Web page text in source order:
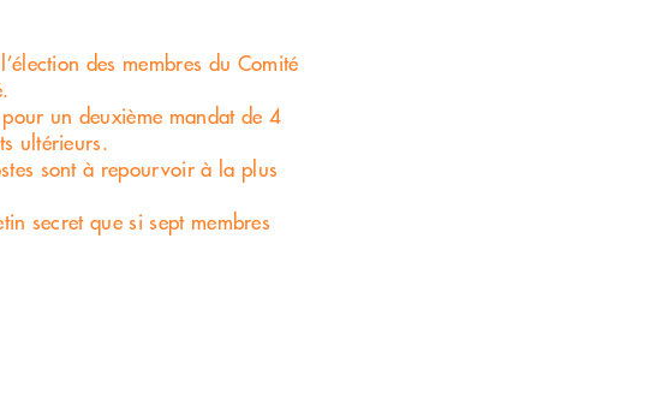
des membres du Comité
un deuxième mandat de 4
ultérieurs.
sont à repourvoir à la plus
secret que si sept membres